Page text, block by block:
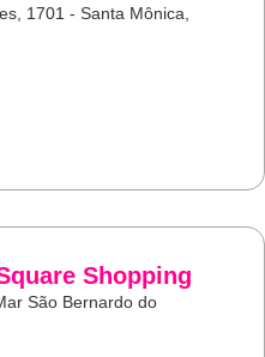
1701 - Santa Mônica,
Shopping
São Bernardo do